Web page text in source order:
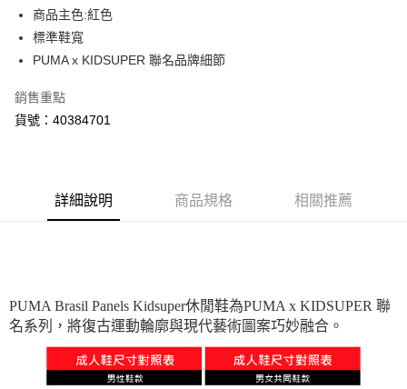
街口支付
悠遊付
運送方式
商品主色:紅色
標準鞋寬
PUMA x KIDSUPER 聯名品牌細節
銷售重點
貨號：40384701
詳細說明 商品規格 相關推薦
PUMA Brasil Panels Kidsuper休閒鞋為PUMA x KIDSUPER 聯
名系列，將復古運動輪廓與現代藝術圖案巧妙融合。